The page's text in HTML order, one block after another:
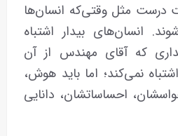
درست مثل وقتی‌که انسان‌ها
انسان‌های بیدار اشتباه
که آقای مهندس از آن
نمی‌کند؛ اما باید هوش،
احساساتشان، دانایی